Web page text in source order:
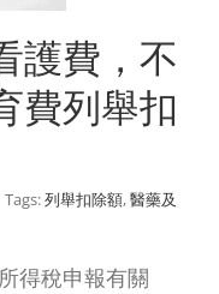
護費，不
費列舉扣
Tags:列舉扣除額,醫藥及
得稅申報有關